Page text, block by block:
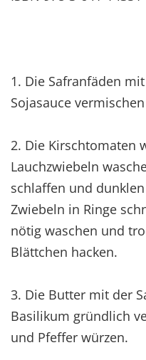
1. Die Safranfäden
Sojasauce
2. Die Kirschtomaten
Lauchzwiebeln
schlaffen und
Zwiebeln in Ringe
nötig waschen und
Blättchen hacken.
3. Die Butter mit der
Basilikum gründlich
und Pfeffer würzen.